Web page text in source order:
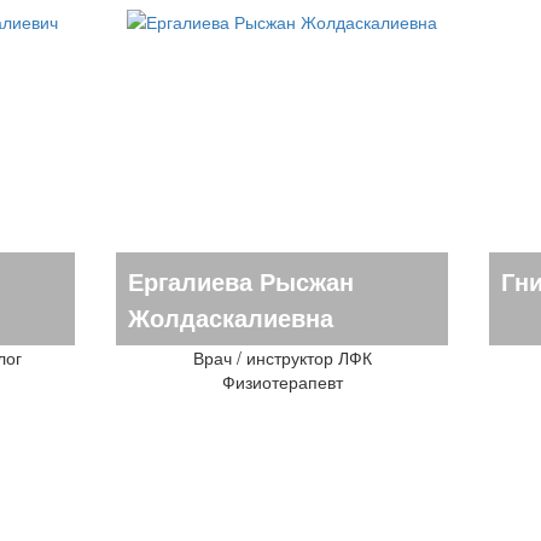
Ергалиева Рысжан
Жолдаскалиевна
Врач / инструктор ЛФК
Физиотерапевт